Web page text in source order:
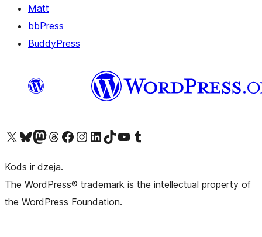
Matt
bbPress
BuddyPress
Apmeklējiet mūsu X (agrāk Twitter) kontu
Apmeklējiet mūsu Bluesky kontu
Apmeklējiet mūsu Mastodon kontu
Apmeklējiet mūsu Threads kontu
Apmeklējiet mūsu Facebook lapuApmeklējiet mūsu Instagram kontu
Apmeklējiet mūsu LinkedIn kontu
Apmeklējiet mūsu TikTok kontu
Apmeklējiet mūsu YouTube kanālu
Apmeklējiet mūsu Tumblr kontu
Kods ir dzeja.
The WordPress® trademark is the intellectual property of
the WordPress Foundation.